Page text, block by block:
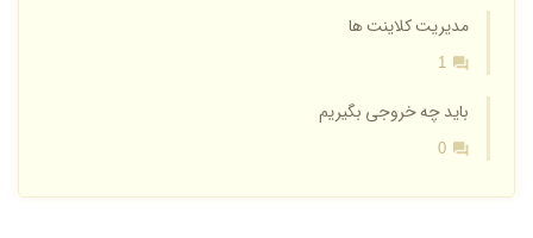
مدیریت کلاینت ها
1
باید چه خروجی بگیریم
0